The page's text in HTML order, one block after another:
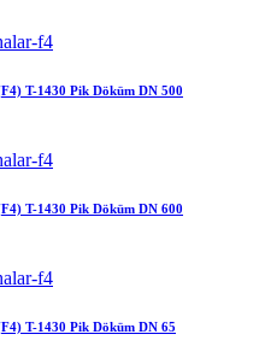
T-1430 Pik Döküm DN 500
T-1430 Pik Döküm DN 600
T-1430 Pik Döküm DN 65